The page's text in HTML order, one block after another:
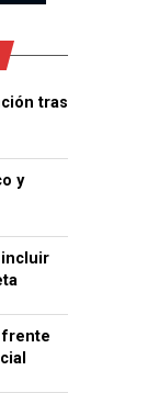
tras
y
incluir
frente